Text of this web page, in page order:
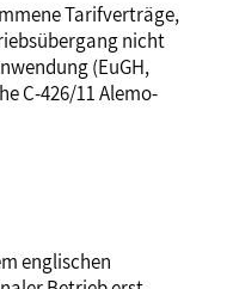
Tarifverträge,
nicht
(EuGH,
C-426/11 Alemo-
englischen